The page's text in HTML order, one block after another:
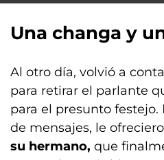
Una changa y
Al otro día, volvió a
para retirar el parlante
para el presunto
de mensajes, le
su hermano, que